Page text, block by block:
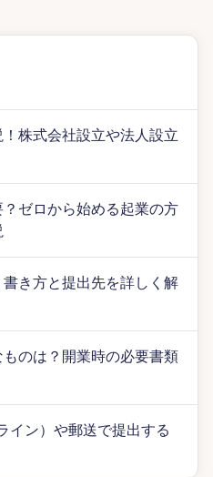
株式会社設立や法人設立
ゼロから始める起業の方
き方と提出先を詳しく解
のは？開業時の必要書類
イン）や郵送で提出する